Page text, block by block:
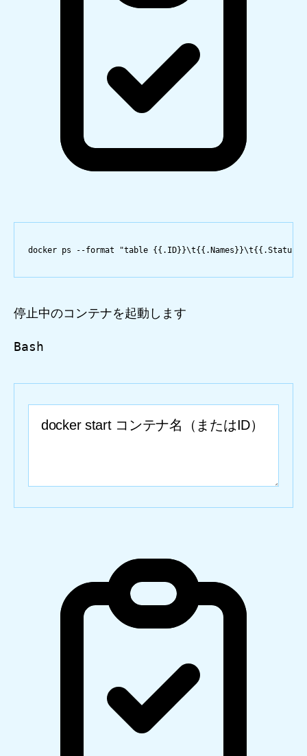
docker ps --format "table
停止中のコンテナを起動します
Bash